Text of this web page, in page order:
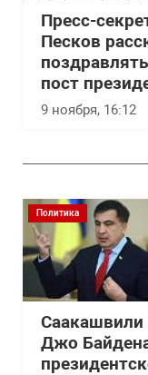
Пресс-
Песков
пост
9 ноября, 16:12
Политика
Саакашвили
Джо